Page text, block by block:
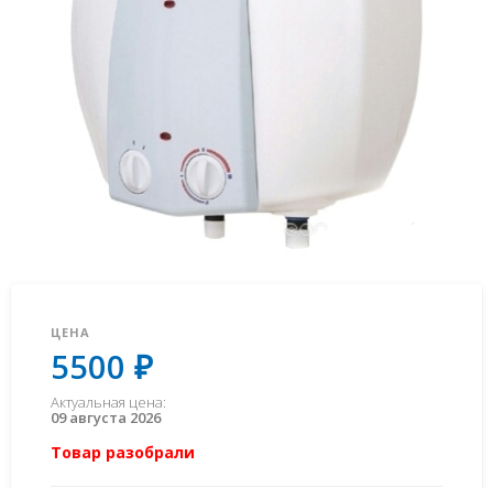
ЦЕНА
5500 ₽
Актуальная цена:
09 августа 2026
Товар разобрали